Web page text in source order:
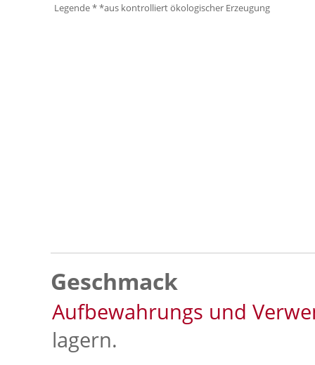
Legende * *aus kontrolliert ökologischer Erzeugung
Geschmack
Aufbewahrungs und
lagern.